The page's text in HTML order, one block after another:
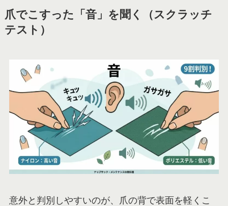
爪でこすった「音」を聞く（スクラッチ
テスト）
意外と判別しやすいのが、爪の背で表面を軽くこ